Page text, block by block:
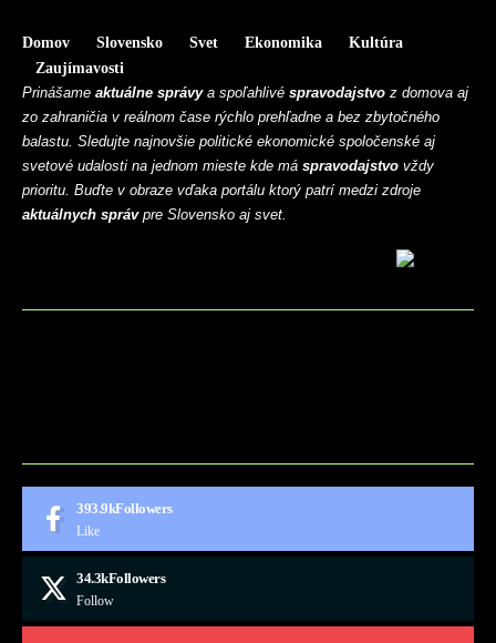
Domov Slovensko Svet Ekonomika
Kultúra
Zaujímavosti
Prinášame aktuálne správya spoľahlivé spravodajstvo z domova aj
zo zahraničia v reálnom čase rýchlo prehľadne a bez zbytočného
balastu. Sledujte najnovšie politické ekonomické spoločenské aj
svetové udalosti na jednom mieste kde má spravodajstvo vždy
prioritu. Buďte v obraze vďaka portálu ktorý patrí medzi zdroje
aktuálnych správpre Slovensko aj svet.
393.9kFollowers
Like
34.3kFollowers
Follow